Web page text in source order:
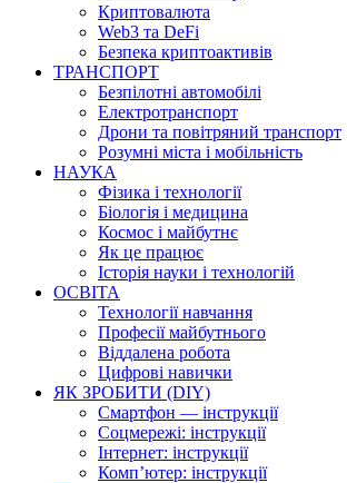
Криптовалюта
Web3 та DeFi
Безпека криптоактивів
ТРАНСПОРТ
Безпілотні автомобілі
Електротранспорт
Дрони та повітряний транспорт
Розумні міста і мобільність
НАУКА
Фізика і технології
Біологія і медицина
Космос і майбутнє
Як це працює
Історія науки і технологій
ОСВІТА
Технології навчання
Професії майбутнього
Віддалена робота
Цифрові навички
ЯК ЗРОБИТИ (DIY)
Смартфон — інструкції
Соцмережі: інструкції
Інтернет: інструкції
Комп’ютер: інструкції